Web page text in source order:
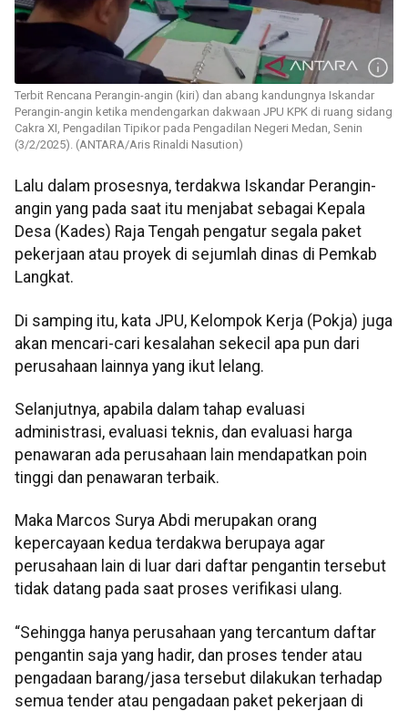
Terbit Rencana Perangin-angin (kiri) dan abang kandungnya Iskandar
Perangin-angin ketika mendengarkan dakwaan JPU KPK di ruang sidang
Cakra XI, Pengadilan Tipikor pada Pengadilan Negeri Medan, Senin
(3/2/2025). (ANTARA/Aris Rinaldi Nasution)
Lalu dalam prosesnya, terdakwa Iskandar Perangin-
angin yang pada saat itu menjabat sebagai Kepala
Desa (Kades) Raja Tengah pengatur segala paket
pekerjaan atau proyek di sejumlah dinas di Pemkab
Langkat.
Di samping itu, kata JPU, Kelompok Kerja (Pokja) juga
akan mencari-cari kesalahan sekecil apa pun dari
perusahaan lainnya yang ikut lelang.
Selanjutnya, apabila dalam tahap evaluasi
administrasi, evaluasi teknis, dan evaluasi harga
penawaran ada perusahaan lain mendapatkan poin
tinggi dan penawaran terbaik.
Maka Marcos Surya Abdi merupakan orang
kepercayaan kedua terdakwa berupaya agar
perusahaan lain di luar dari daftar pengantin tersebut
tidak datang pada saat proses verifikasi ulang.
“Sehingga hanya perusahaan yang tercantum daftar
pengantin saja yang hadir, dan proses tender atau
pengadaan barang/jasa tersebut dilakukan terhadap
semua tender atau pengadaan paket pekerjaan di